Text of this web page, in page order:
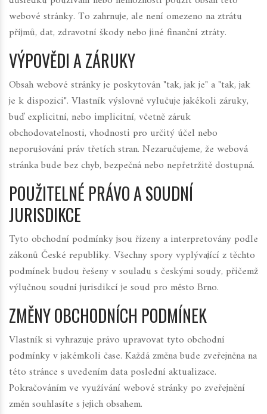
webové stránky. To zahrnuje, ale není omezeno na ztrátu
příjmů, dat, zdravotní škody nebo jiné finanční ztráty.
VÝPOVĚDI A ZÁRUKY
Obsah webové stránky je poskytován "tak, jak je" a "tak, jak
je k dispozici". Vlastník výslovně vylučuje jakékoli záruky,
buď explicitní, nebo implicitní, včetně záruk
obchodovatelnosti, vhodnosti pro určitý účel nebo
neporušování práv třetích stran. Nezaručujeme, že webová
stránka bude bez chyb, bezpečná nebo nepřetržitě dostupná.
POUŽITELNÉ PRÁVO A SOUDNÍ
JURISDIKCE
Tyto obchodní podmínky jsou řízeny a interpretovány podle
zákonů České republiky. Všechny spory vyplývající z těchto
podmínek budou řešeny v souladu s českými soudy, přičemž
výlučnou soudní jurisdikcí je soud pro město Brno.
ZMĚNY OBCHODNÍCH PODMÍNEK
Vlastník si vyhrazuje právo upravovat tyto obchodní
podmínky v jakémkoli čase. Každá změna bude zveřejněna na
této stránce s uvedením data poslední aktualizace.
Pokračováním ve využívání webové stránky po zveřejnění
změn souhlasíte s jejich obsahem.